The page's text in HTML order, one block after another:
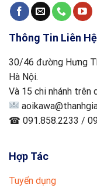
Thông Tin Liên Hệ
30/46 đường Hưng
Hà Nội.
Và 15 chi nhánh trên
☎ 091.858.2233 /
Hợp Tác
Tuyển dụng